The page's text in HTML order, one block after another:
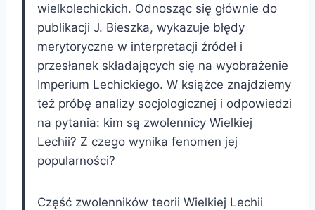
wielkolechickich. Odnosząc się głównie do
publikacji J. Bieszka, wykazuje błędy
merytoryczne w interpretacji źródeł i
przesłanek składających się na wyobrażenie
Imperium Lechickiego. W książce znajdziemy
też próbę analizy socjologicznej i odpowiedzi
na pytania: kim są zwolennicy Wielkiej
Lechii? Z czego wynika fenomen jej
popularności?
Część zwolenników teorii Wielkiej Lechii